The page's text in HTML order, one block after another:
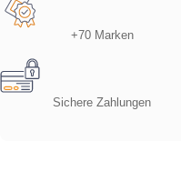
+70 Marken
Sichere Zahlungen